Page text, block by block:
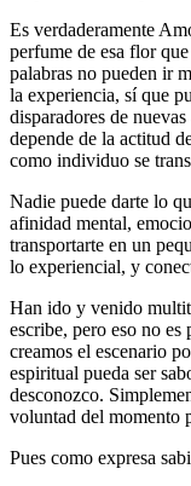
Es verdaderamente
perfume de esa flor
palabras no pueden ir
la experiencia, sí que
disparadores de
depende de la actitud
como individuo se
Nadie puede darte lo
afinidad mental,
transportarte en un
lo experiencial, y
Han ido y venido
escribe, pero eso no
creamos el escenario
espiritual pueda ser
desconozco.
voluntad del momento
Pues como expresa